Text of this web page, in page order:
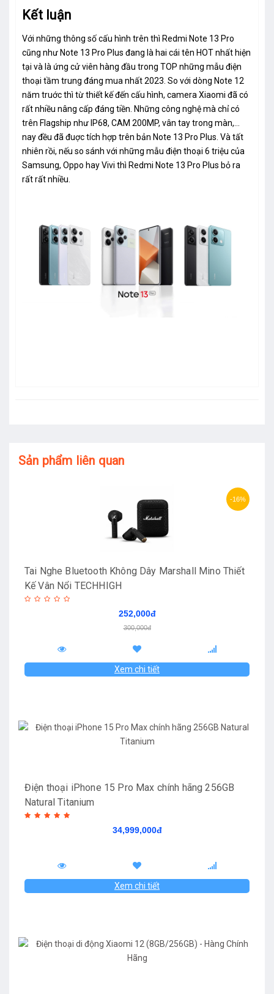
Kết luận
Với những thông số cấu hình trên thì Redmi Note 13 Pro
cũng như Note 13 Pro Plus đang là hai cái tên HOT nhất hiện
tại và là ứng cử viên hàng đầu trong TOP những mẫu điện
thoại tầm trung đáng mua nhất 2023. So với dòng Note 12
năm truớc thì từ thiết kế đến cấu hình, camera Xiaomi đã có
rất nhiều nâng cấp đáng tiền. Những công nghệ mà chỉ có
trên Flagship như IP68, CAM 200MP, vân tay trong màn,...
nay đều đã đuợc tích hợp trên bản Note 13 Pro Plus. Và tất
nhiên rồi, nếu so sánh với những mẫu điện thoại 6 triệu của
Samsung, Oppo hay Vivi thì Redmi Note 13 Pro Plus bỏ ra
rất rất nhiều.
Sản phẩm liên quan
-16%
Tai Nghe Bluetooth Không Dây Marshall Mino Thiết
Kế Vân Nổi TECHHIGH
252,000đ
300,000đ
Xem chi tiết
Điện thoại iPhone 15 Pro Max chính hãng 256GB
Natural Titanium
34,999,000đ
Xem chi tiết